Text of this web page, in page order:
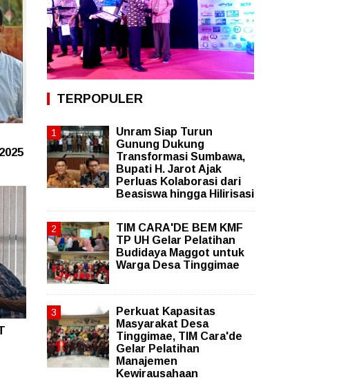
TERPOPULER
Unram Siap Turun
Gunung Dukung
Transformasi Sumbawa,
Bupati H. Jarot Ajak
Perluas Kolaborasi dari
Beasiswa hingga Hilirisasi
TIM CARA'DE BEM KMF
TP UH Gelar Pelatihan
Budidaya Maggot untuk
Warga Desa Tinggimae
Perkuat Kapasitas
Masyarakat Desa
Tinggimae, TIM Cara'de
Gelar Pelatihan
Manajemen
Kewirausahaan